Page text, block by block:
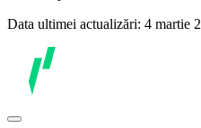
Data ultimei actualizări: 4 martie